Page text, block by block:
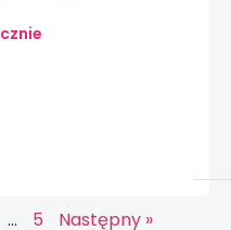
… 5 Następny »